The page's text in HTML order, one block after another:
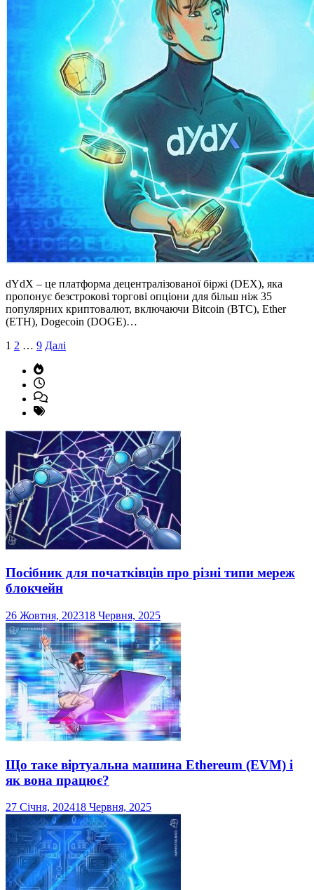
dYdX – це платформа децентралізованої біржі (DEX), яка
пропонує безстрокові торгові опціони для більш ніж 35
популярних криптовалют, включаючи Bitcoin (BTC), Ether
(ETH), Dogecoin (DOGE)…
Пагінація
записів
1 2 … 9 Далі
Посібник для початківців про різні типи мереж
блокчейн
26 Жовтня, 202318 Червня, 2025
Що таке віртуальна машина Ethereum (EVM) і
як вона працює?
27 Січня, 202418 Червня, 2025